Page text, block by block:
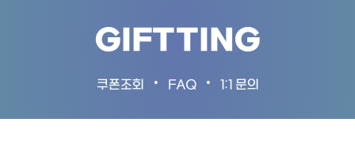
GIFTTING
쿠폰조회 • FAQ • 1:1 문의